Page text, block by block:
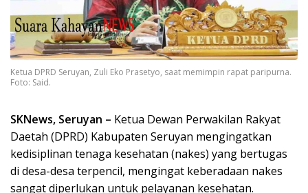
Ketua DPRD Seruyan, Zuli Eko Prasetyo, saat memimpin rapat paripurna.
Foto: Said.
SKNews, Seruyan – Ketua Dewan Perwakilan Rakyat
Daetah (DPRD) Kabupaten Seruyan mengingatkan
kedisiplinan tenaga kesehatan (nakes) yang bertugas
di desa-desa terpencil, mengingat keberadaan nakes
sangat diperlukan untuk pelayanan kesehatan.